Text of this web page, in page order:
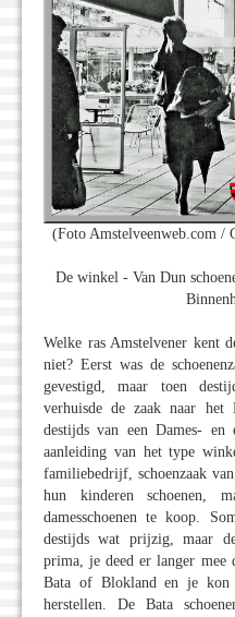
(Foto Amstelveenweb.com /
De winkel - Van Dun
Welke ras Amstelvener kent
niet? Eerst was de
gevestigd, maar toen
verhuisde de zaak naar het
destijds van een Dames- en
aanleiding van het type
familiebedrijf, schoenzaak
hun kinderen schoenen,
damesschoenen te koop.
destijds wat prijzig, maar
prima, je deed er langer mee
Bata of Blokland en je kon
herstellen. De Bata